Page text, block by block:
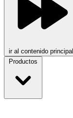
ir al contenido principal
Productos